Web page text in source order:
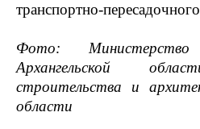
транспортно-
Фото:
Архангельской
строительства и
области